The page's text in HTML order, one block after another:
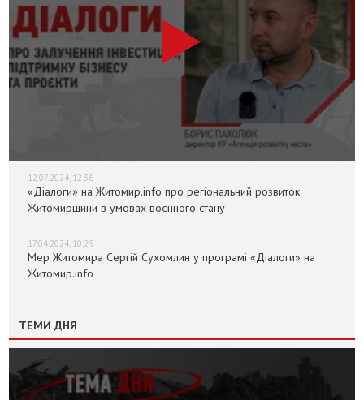
12.07.2024, 12:36
«Діалоги» на Житомир.info про регіональний розвиток
Житомирщини в умовах воєнного стану
17.04.2024, 10:29
Мер Житомира Сергій Сухомлин у програмі «Діалоги» на
Житомир.info
ТЕМИ ДНЯ